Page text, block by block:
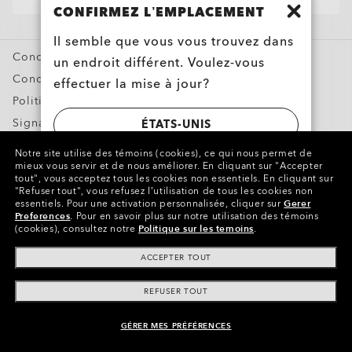
Oakley Meta
Offres Spéciales
Conditions générales de vente
Conditions d’utilisation
Politique de confidentialité
Signaler une contrefaçon
Propriété intellectuelle
Copyright ©2023 Oakley, Inc. Tous droits réservés.
WebID:274 022 227
Autres sites du Groupe
Notre site utilise des témoins (cookies), ce qui nous permet de
mieux vous servir et de nous améliorer. En cliquant sur "Accepter
tout", vous acceptez tous les cookies non essentiels. En cliquant sur
"Refuser tout", vous refusez l’utilisation de tous les cookies non
essentiels. Pour une activation personnalisée, cliquer surGerer
Preferences. Pour en savoir plus sur notre utilisation des témoins
(cookies), consultez notre Politique sur les temoins.
ACCEPTER TOUT
REFUSER TOUT
GÉRER MES PRÉFÉRENCES
CONFIRMEZ L’EMPLACEMENT
Il semble que vous vous trouvez dans
un endroit différent. Voulez-vous
effectuer la mise à jour?
ÉTATS-UNIS
CANADA